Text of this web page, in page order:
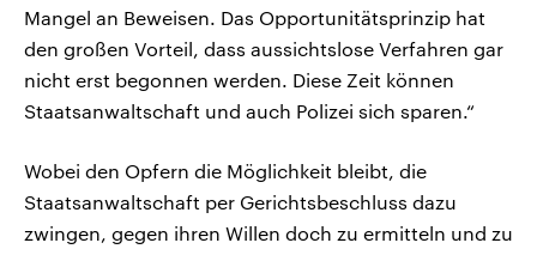
Mangel an Beweisen. Das Opportunitätsprinzip hat
den großen Vorteil, dass aussichtslose Verfahren gar
nicht erst begonnen werden. Diese Zeit können
Staatsanwaltschaft und auch Polizei sich sparen.“
Wobei den Opfern die Möglichkeit bleibt, die
Staatsanwaltschaft per Gerichtsbeschluss dazu
zwingen, gegen ihren Willen doch zu ermitteln und zu